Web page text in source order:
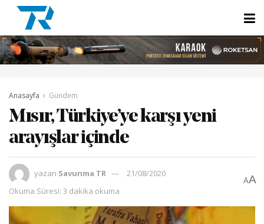
Anasayfa Gündem
Mısır, Türkiye’ye karşı yeni
arayışlar içinde
yazan Savunma TR
21/08/2020
Okuma Süresi: 3 dakika okuma
AA